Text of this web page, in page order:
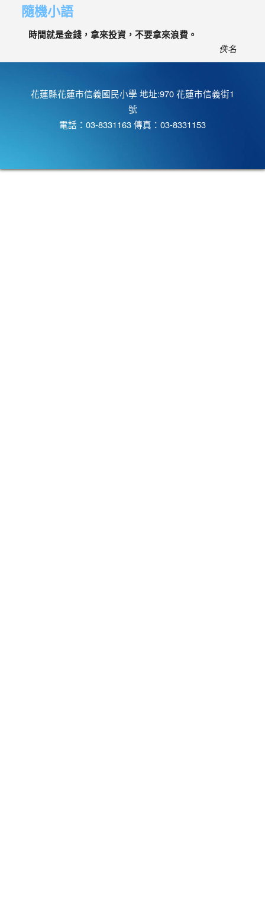
隨機小語
時間就是金錢，拿來投資，不要拿來浪費。
佚名
花蓮縣花蓮市信義國民小學 地址:970 花蓮市信義街1
號
電話：03-8331163 傳真：03-8331153